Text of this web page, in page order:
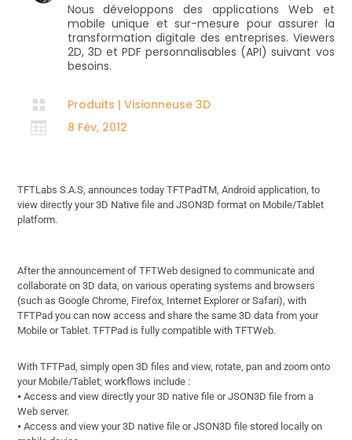
Nous développons des applications Web et
mobile unique et sur-mesure pour assurer la
transformation digitale des entreprises. Viewers
2D, 3D et PDF personnalisables (API) suivant vos
besoins.
 Produits | Visionneuse 3D

8 Fév, 2012
TFTLabs S.A.S, announces today TFTPadTM, Android application, to
view directly your 3D Native file and JSON3D format on Mobile/Tablet
platform.
After the announcement of TFTWeb designed to communicate and
collaborate on 3D data, on various operating systems and browsers
(such as Google Chrome, Firefox, Internet Explorer or Safari), with
TFTPad you can now access and share the same 3D data from your
Mobile or Tablet. TFTPad is fully compatible with TFTWeb.
With TFTPad, simply open 3D files and view, rotate, pan and zoom onto
your Mobile/Tablet; workflows include :
⦁ Access and view directly your 3D native file or JSON3D file from a
Web server.
⦁ Access and view your 3D native file or JSON3D file stored locally on